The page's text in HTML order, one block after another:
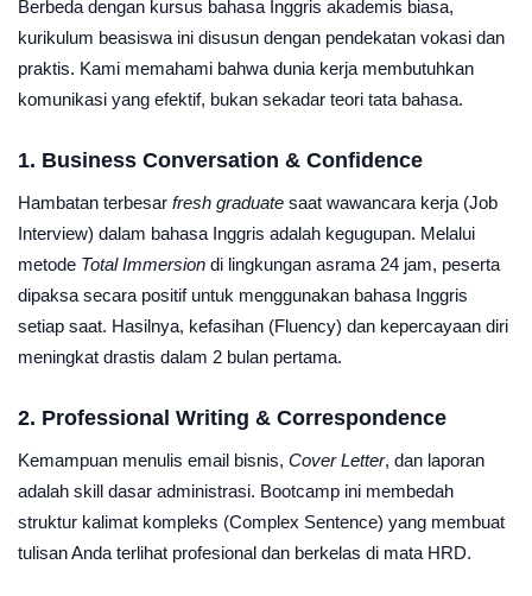
Berbeda dengan kursus bahasa Inggris akademis biasa,
kurikulum beasiswa ini disusun dengan pendekatan vokasi dan
praktis. Kami memahami bahwa dunia kerja membutuhkan
komunikasi yang efektif, bukan sekadar teori tata bahasa.
1. Business Conversation & Confidence
Hambatan terbesar fresh graduate saat wawancara kerja (Job
Interview) dalam bahasa Inggris adalah kegugupan. Melalui
metode Total Immersion di lingkungan asrama 24 jam, peserta
dipaksa secara positif untuk menggunakan bahasa Inggris
setiap saat. Hasilnya, kefasihan (Fluency) dan kepercayaan diri
meningkat drastis dalam 2 bulan pertama.
2. Professional Writing & Correspondence
Kemampuan menulis email bisnis, Cover Letter, dan laporan
adalah skill dasar administrasi. Bootcamp ini membedah
struktur kalimat kompleks (Complex Sentence) yang membuat
tulisan Anda terlihat profesional dan berkelas di mata HRD.